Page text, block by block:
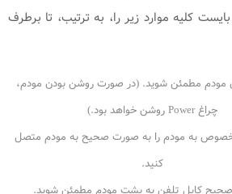
کلیه موارد زیر را، به ترتیب، تا برطرف
مودم مطمئن شوید. (در صورت روشن بودن مودم،
چراغ Power روشن خواهد بود.)
مخصوص به مودم را به صورت صحیح به مودم متصل
کنید.
صحیح کابل تلفن به پشت مودم مطمئن شوید.